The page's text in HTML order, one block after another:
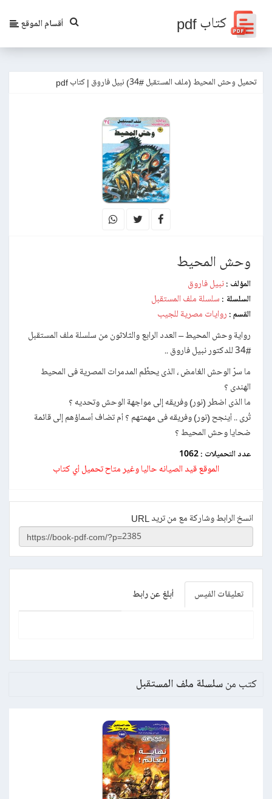
كتاب pdf أقسام الموقع
تحميل وحش المحيط (ملف المستقبل #34) نبيل فاروق | كتاب pdf
وحش المحيط
المؤلف : نبيل فاروق
السلسلة : سلسلة ملف المستقبل
القسم : روايات مصرية للجيب
رواية وحش المحيط – العدد الرابع والثلاثون من سلسلة ملف المستقبل
#34 للدكتور نبيل فاروق ..
ما سرّ الوحش الغامض ، الذى يحطِّم المدمرات المصرية فى المحيط
الهندى ؟
ما الذى اضطر (نور) وفريقه إلى مواجهة الوحش وتحديه ؟
تُرى .. أينجح (نور) وفريقه فى مهمتهم ؟ أم تضاف أسماؤهم إلى قائمة
ضحايا وحش المحيط ؟
عدد التحميلات : 1062
الموقع قيد الصيانه حاليا وغير متاح تحميل أي كتاب
انسخ الرابط وشاركة مع من تريد URL
تعليقات الفيس أبلغ عن رابط
كتب من سلسلة ملف المستقبل